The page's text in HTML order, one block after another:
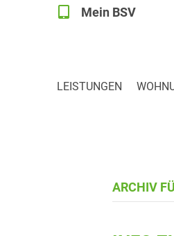
Mein BSV
Mein BSV
LEIS­TUN­GEN
ARCHIV